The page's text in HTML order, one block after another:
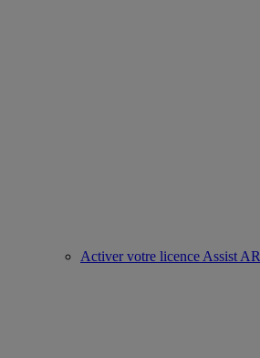
Activer votre licence Assist AR